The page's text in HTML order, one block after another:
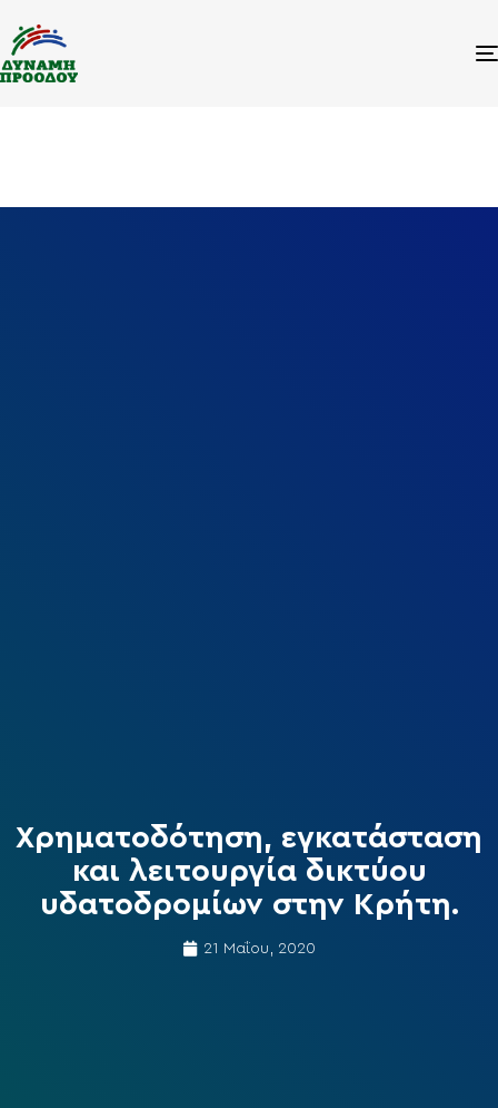
Χρηματοδότηση, εγκατάσταση
και λειτουργία δικτύου
υδατοδρομίων στην Κρήτη.
21 Μαΐου, 2020